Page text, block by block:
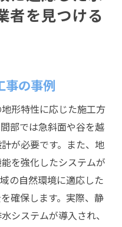
者を見つける
事の事例
形特性に応じた施工方
部では急斜面や谷を越
が必要です。また、地
を強化したシステムが
の自然環境に適応した
確保します。実際、静
システムが導入され、